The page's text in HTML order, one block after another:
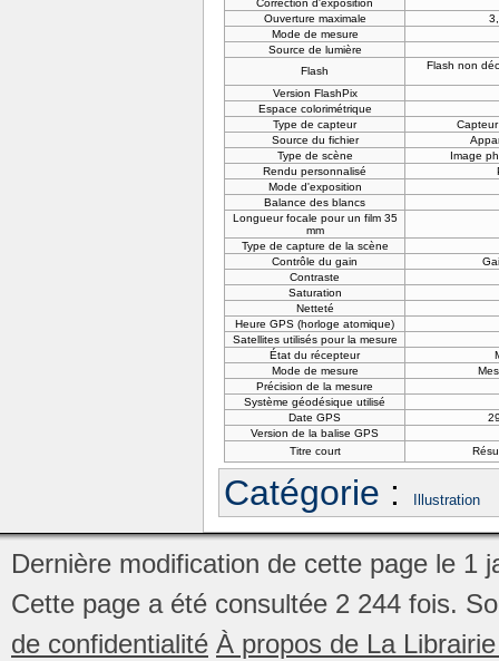
Ouverture maximale
Mode de mesure
Source de lumière
Flash
Flash non
Version FlashPix
Espace colorimétrique
Type de capteur
Source du fichier
Type de scène
Image
Rendu personnalisé
Mode d'exposition
Balance des blancs
Longueur focale pour un film 35
mm
Type de capture de la scène
Contrôle du gain
Contraste
Saturation
Netteté
Heure GPS (horloge atomique)
Satellites utilisés pour la mesure
État du récepteur
Mode de mesure
Précision de la mesure
Système géodésique utilisé
Date GPS
Version de la balise GPS
Titre court
Catégorie : Illustration
Dernière modification de cette page le 1
Cette page a été consultée 2 244 fois.
de confidentialité À propos de La